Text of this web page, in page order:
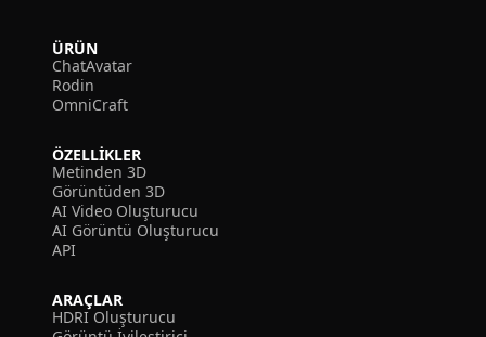
ÜRÜN
ChatAvatar
Rodin
OmniCraft
ÖZELLIKLER
Metinden 3D
Görüntüden 3D
AI Video Oluşturucu
AI Görüntü Oluşturucu
API
ARAÇLAR
HDRI Oluşturucu